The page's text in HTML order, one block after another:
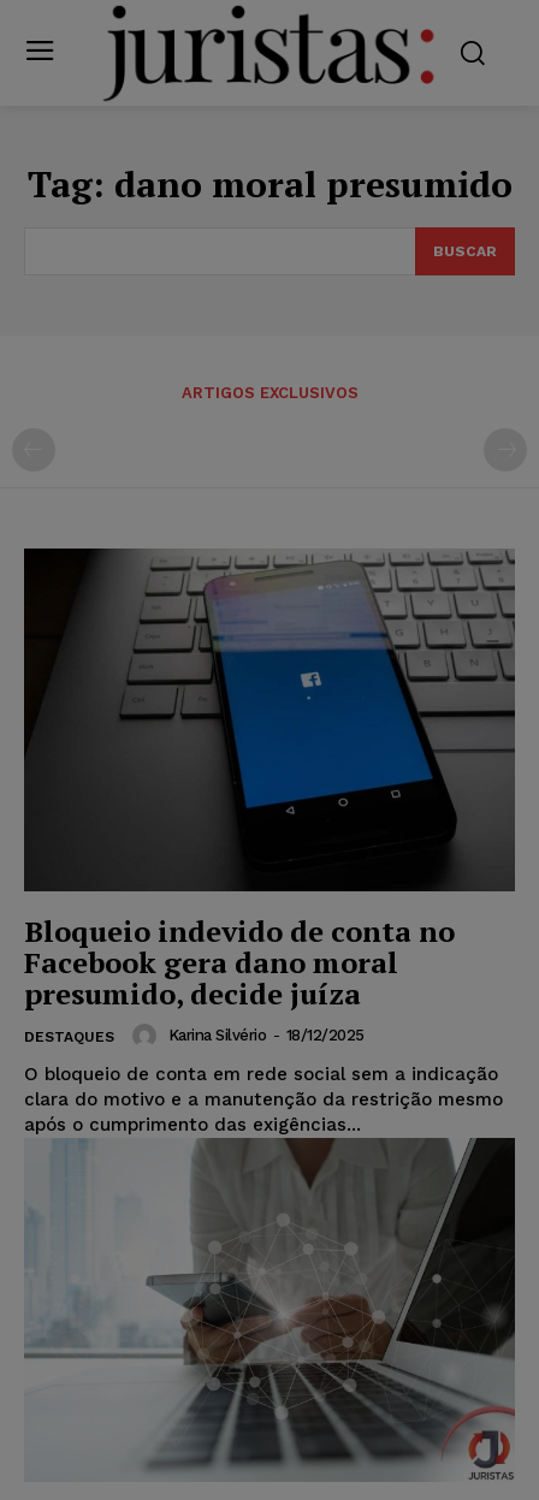
Tag: dano moral presumido
BUSCAR
ARTIGOS EXCLUSIVOS
Bloqueio indevido de conta no
Facebook gera dano moral
presumido, decide juíza
DESTAQUES Karina Silvério - 18/12/2025
O bloqueio de conta em rede social sem a indicação
clara do motivo e a manutenção da restrição mesmo
após o cumprimento das exigências...